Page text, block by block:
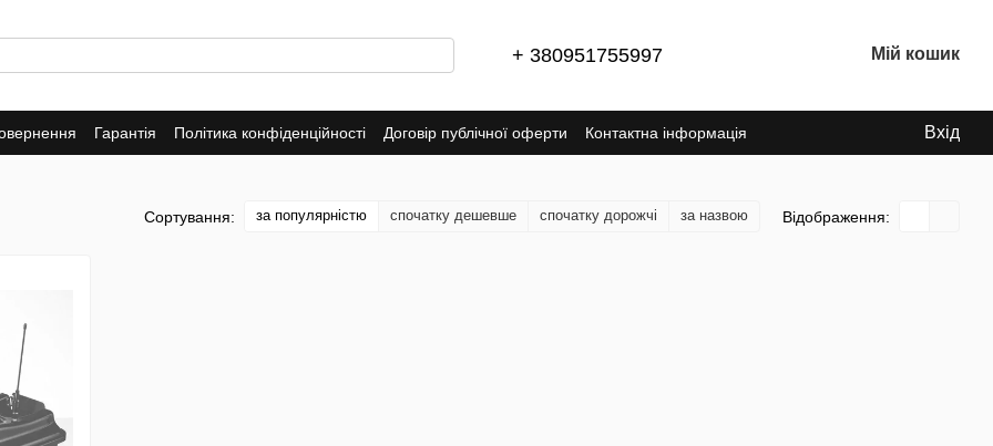
+ 380951755997 Мій кошик
Гарантія Політика конфіденційності Договір публічної оферти
Контактна інформація
Вхід
Сортування: за популярністю спочатку дешевше спочатку дорожчі за назвою Відображення: